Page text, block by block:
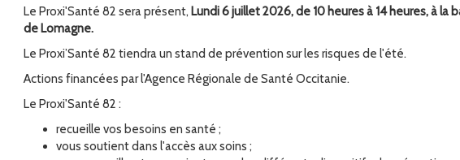
Le Proxi'Santé 82 sera présent, Lundi 6 juillet2026,de 10 heures à 14 heures, à la
de Lomagne.
Le Proxi’Santé 82 tiendra un stand de prévention sur les risques de l'été.
Actions financées par l'Agence Régionale de Santé Occitanie.
Le Proxi'Santé 82 :
recueille vos besoins en santé ;
vous soutient dans l'accès aux soins ;